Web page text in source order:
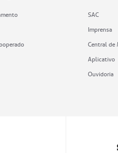
SAC
Imprensa
Central de
Aplicativo
Ouvidoria